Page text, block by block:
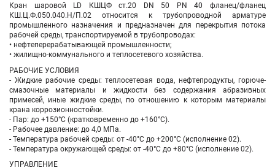
Кран шаровой LD КШЦФ ст.20 DN 50 PN 40 фланец/фланец
КШ.Ц.Ф.050.040.Н/П.02 относится к трубопроводной арматуре
промышленного назначения и предназначен для перекрытия потока
рабочей среды, транспортируемой в трубопроводах:
• нефтеперерабатывающей промышленности;
• жилищно-коммунального и теплосетевого хозяйства.
РАБОЧИЕ УСЛОВИЯ
- Жидкие рабочие среды: теплосетевая вода, нефтепродукты, горюче-
смазочные материалы и жидкости без содержания абразивных
примесей, иные жидкие среды, по отношению к которым материалы
крана коррозионностойки.
- Пар: до +150°C (кратковременно до +160°C).
- Рабочее давление: до 4,0 МПа.
- Температура рабочей среды: от -40°C до +200°C (исполнение 02).
- Температура окружающей среды: от -40°C до +80°C (исполнение 02).
УПРАВЛЕНИЕ